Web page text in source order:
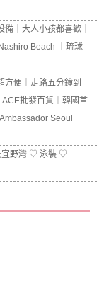
｜大人小孩都喜歡｜
Beach ｜琉球
方便｜走路五分鐘到
批發百貨｜韓國首
Seoul
宜野灣 ♡ 泳裝 ♡